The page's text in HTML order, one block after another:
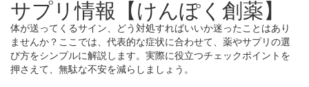
サプリ情報【けんぽく創薬】
体が送ってくるサイン、どう対処すればいいか迷ったことはあり
ませんか？ここでは、代表的な症状に合わせて、薬やサプリの選
び方をシンプルに解説します。実際に役立つチェックポイントを
押さえて、無駄な不安を減らしましょう。